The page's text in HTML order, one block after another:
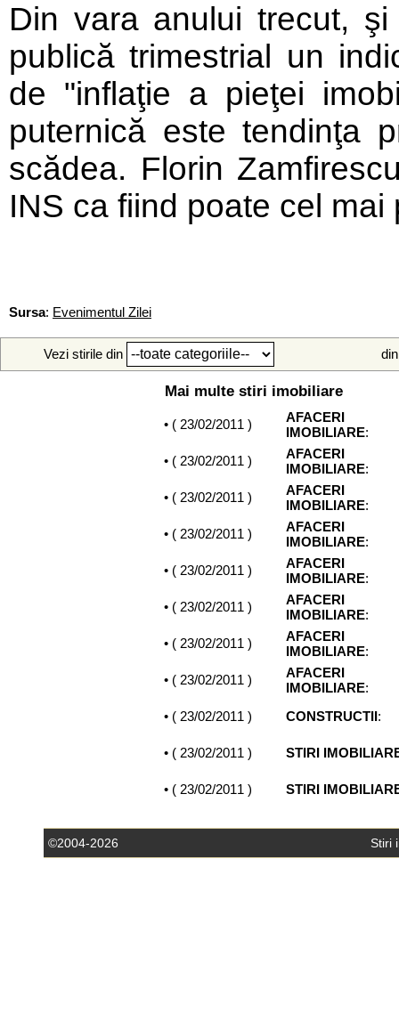
Din vara anului trecut,
publică trimestrial un
de "inflaţie a pieţei
puternică este tendinţa
scădea. Florin
INS ca fiind poate cel
Sursa: Evenimentul Zilei
Vezi stirile din
Mai multe stiri imobiliare
• ( 23/02/2011 )
AFACERI
IMOBILIARE:
• ( 23/02/2011 )
AFACERI
IMOBILIARE:
• ( 23/02/2011 )
AFACERI
IMOBILIARE:
• ( 23/02/2011 )
AFACERI
IMOBILIARE:
• ( 23/02/2011 )
AFACERI
IMOBILIARE:
• ( 23/02/2011 )
AFACERI
IMOBILIARE:
• ( 23/02/2011 )
AFACERI
IMOBILIARE:
• ( 23/02/2011 )
AFACERI
IMOBILIARE:
• ( 23/02/2011 ) CONSTRUCTII:
• ( 23/02/2011 ) STIRI
• ( 23/02/2011 ) STIRI
©2004-2026 Stiri